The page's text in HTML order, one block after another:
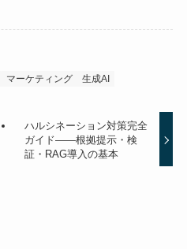
マーケティング 生成AI
ハルシネーション対策完全
ガイド——根拠提示・検
証・RAG導入の基本